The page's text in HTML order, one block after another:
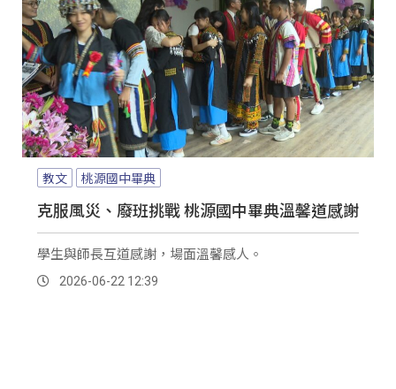
教文 桃源國中畢典
克服風災、廢班挑戰 桃源國中畢典溫馨道感謝
學生與師長互道感謝，場面溫馨感人。
2026-06-22 12:39